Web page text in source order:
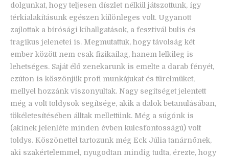
dolgunkat, hogy teljesen díszlet nélkül játszottunk, így
térkialakításunk egészen különleges volt. Ugyanott
zajlottak a bírósági kihallgatások, a fesztivál bulis és
tragikus jelenetei is. Megmutattuk, hogy távolság két
ember között nem csak fizikailag, hanem lelkileg is
lehetséges. Saját élő zenekarunk is emelte a darab fényét,
ezúton is köszönjük profi munkájukat és türelmüket,
mellyel hozzánk viszonyultak. Nagy segítséget jelentett
még a volt toldysok segítsége, akik a dalok betanulásában,
tökéletesítésében álltak mellettünk. Még a súgónk is
(akinek jelenléte minden évben kulcsfontosságú) volt
toldys. Köszönettel tartozunk még Eck Júlia tanárnőnek,
aki szakértelemmel, nyugodtan mindig tudta, érezte, hogy